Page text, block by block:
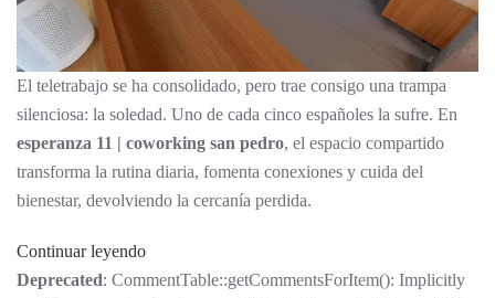
El teletrabajo se ha consolidado, pero trae consigo una trampa
silenciosa: la soledad. Uno de cada cinco españoles la sufre. En
esperanza 11 | coworking san pedro, el espacio compartido
transforma la rutina diaria, fomenta conexiones y cuida del
bienestar, devolviendo la cercanía perdida.
Continuar leyendo
Deprecated: CommentTable::getCommentsForItem(): Implicitly